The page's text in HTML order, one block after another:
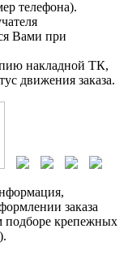
телефона).
Вами при
накладной ТК,
движения заказа.
заказа
подборе крепежных